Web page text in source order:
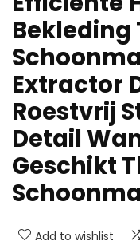
Bekleding
Extractor
Roestvrij
Detail
Geschikt
Add to wishlist